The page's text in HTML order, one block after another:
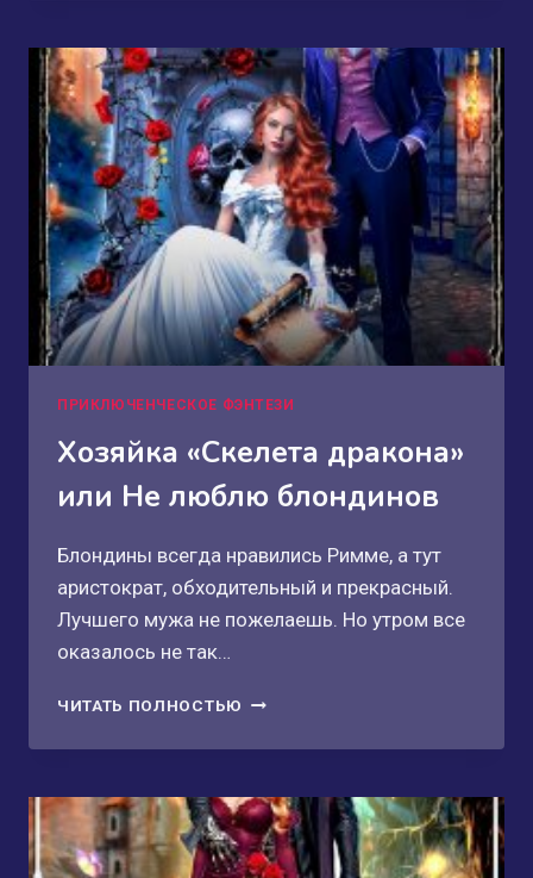
ИЛИ
ОГОНЬКУ
НЕ
НАЙДЕТСЯ?
ПРИКЛЮЧЕНЧЕСКОЕ ФЭНТЕЗИ
Хозяйка «Скелета дракона»
или Не люблю блондинов
Блондины всегда нравились Римме, а тут
аристократ, обходительный и прекрасный.
Лучшего мужа не пожелаешь. Но утром все
оказалось не так…
ЧИТАТЬ ПОЛНОСТЬЮ ХОЗЯЙКА
ДРАКОНА»
НЕ
ЛЮБЛЮ
БЛОНДИНОВ